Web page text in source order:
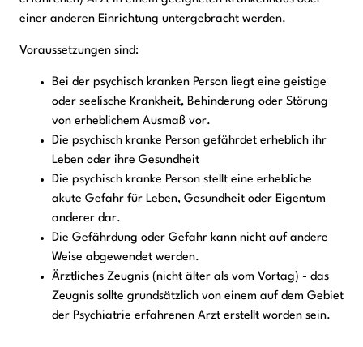
einer anderen Einrichtung untergebracht werden.
Voraussetzungen sind:
Bei der psychisch kranken Person liegt eine geistige
oder seelische Krankheit, Behinderung oder Störung
von erheblichem Ausmaß vor.
Die psychisch kranke Person gefährdet erheblich ihr
Leben oder ihre Gesundheit
Die psychisch kranke Person stellt eine erhebliche
akute Gefahr für Leben, Gesundheit oder Eigentum
anderer dar.
Die Gefährdung oder Gefahr kann nicht auf andere
Weise abgewendet werden.
Ärztliches Zeugnis (nicht älter als vom Vortag) - das
Zeugnis sollte grundsätzlich von einem auf dem Gebiet
der Psychiatrie erfahrenen Arzt erstellt worden sein.